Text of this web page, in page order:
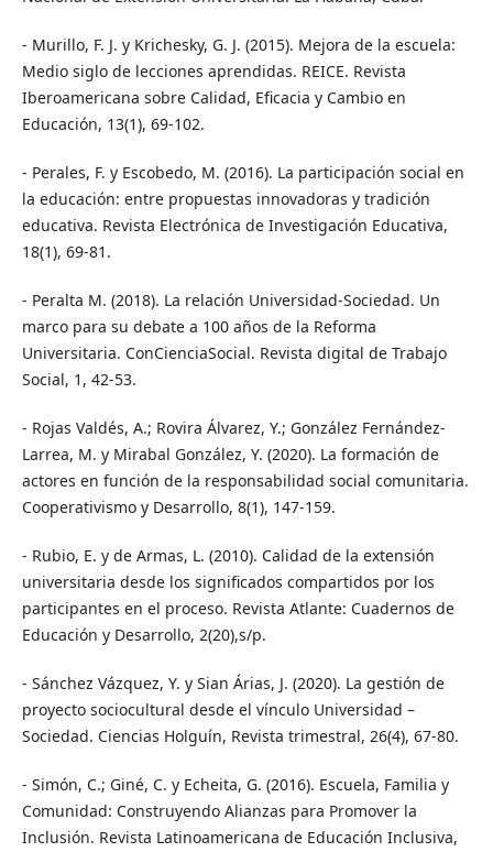
- Murillo, F. J. y Krichesky, G. J. (2015). Mejora de la escuela:
Medio siglo de lecciones aprendidas. REICE. Revista
Iberoamericana sobre Calidad, Eficacia y Cambio en
Educación, 13(1), 69-102.
- Perales, F. y Escobedo, M. (2016). La participación social en
la educación: entre propuestas innovadoras y tradición
educativa. Revista Electrónica de Investigación Educativa,
18(1), 69-81.
- Peralta M. (2018). La relación Universidad-Sociedad. Un
marco para su debate a 100 años de la Reforma
Universitaria. ConCienciaSocial. Revista digital de Trabajo
Social, 1, 42-53.
- Rojas Valdés, A.; Rovira Álvarez, Y.; González Fernández-
Larrea, M. y Mirabal González, Y. (2020). La formación de
actores en función de la responsabilidad social comunitaria.
Cooperativismo y Desarrollo, 8(1), 147-159.
- Rubio, E. y de Armas, L. (2010). Calidad de la extensión
universitaria desde los significados compartidos por los
participantes en el proceso. Revista Atlante: Cuadernos de
Educación y Desarrollo, 2(20),s/p.
- Sánchez Vázquez, Y. y Sian Árias, J. (2020). La gestión de
proyecto sociocultural desde el vínculo Universidad –
Sociedad. Ciencias Holguín, Revista trimestral, 26(4), 67-80.
- Simón, C.; Giné, C. y Echeita, G. (2016). Escuela, Familia y
Comunidad: Construyendo Alianzas para Promover la
Inclusión. Revista Latinoamericana de Educación Inclusiva,